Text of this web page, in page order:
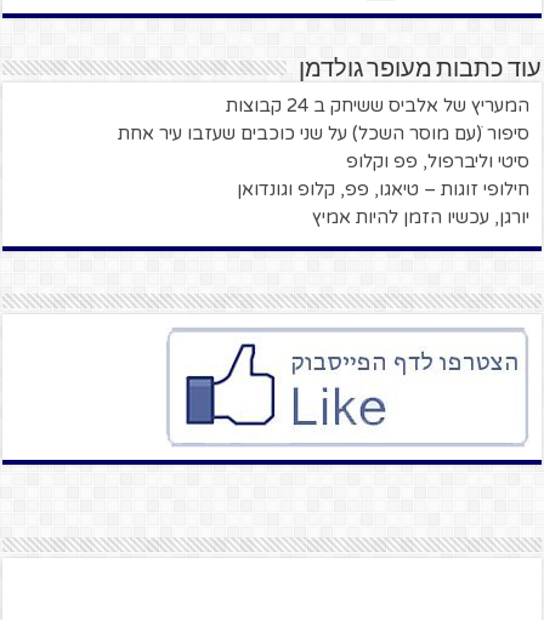
עוד כתבות מעופר גולדמן
המעריץ של אלביס ששיחק ב 24 קבוצות
סיפור ׁ(עם מוסר השכל) על שני כוכבים שעזבו עיר אחת
סיטי וליברפול, פפ וקלופ
חילופי זוגות – טיאגו, פפ, קלופ וגונדואן
יורגן, עכשיו הזמן להיות אמיץ